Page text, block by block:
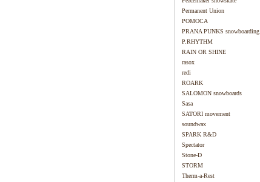
Permanent Union
POMOCA
PRANA PUNKS snowboarding
P.RHYTHM
RAIN OR SHINE
rasox
redi
ROARK
SALOMON snowboards
Sasa
SATORI movement
soundwax
SPARK R&D
Spectator
Stone-D
STORM
Therm-a-Rest